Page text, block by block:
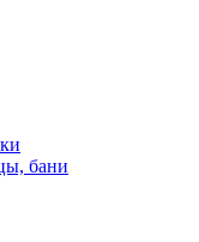
бани